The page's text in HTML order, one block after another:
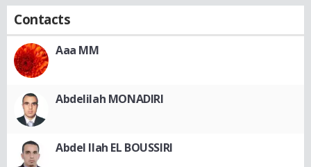
Contacts
Aaa MM
Abdelilah MONADIRI
Abdel Ilah EL BOUSSIRI